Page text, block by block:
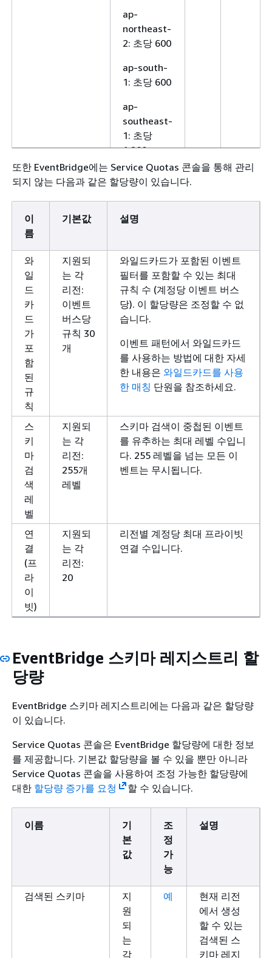
ap-
northeast-
2: 초당 600
ap-south-
1: 초당 600
ap-
southeast-
1: 초당
1,200
ap-
southeast-
2: 초당
1,200
central-1:
초당 600
eu-
central-1:
초당 2,400
eu-north-
1: 초당 600
eu-south-
2,400
eu-west-1:
초당
10,000
eu-west-3:
초당 600
400개
API 대상별 간접
당 300
트로 전
해당
트에 대
접 호출
계속 발
지원되는
각 리전: 5
컨트롤 플레인
APIs의 초당 트랜
각각 지원
되는 지역:
초당 50개
아
니
요
롤 플레
에 대한
요청 수
가 요청
또한 EventBridge에는 Service Quotas 콘솔을 통해 관리
되지 않는 다음과 같은 할당량이 있습니다.
이
름
기본값 설명
와
일
드
카
드
가
포
함
된
규
칙
지원되
는 각
리전:
이벤트
버스당
규칙 30
개
와일드카드가 포함된 이벤트
필터를 포함할 수 있는 최대
규칙 수 (계정당 이벤트 버스
당). 이 할당량은 조정할 수 없
습니다.
이벤트 패턴에서 와일드카드
를 사용하는 방법에 대한 자세
한 내용은 와일드카드를 사용
한 매칭 단원을 참조하세요.
스
키
마
검
색
레
벨
지원되
는 각
리전:
255개
레벨
스키마 검색이 중첩된 이벤트
를 유추하는 최대 레벨 수입니
다. 255 레벨을 넘는 모든 이
벤트는 무시됩니다.
연
결
(프
라
이
빗)
지원되
는 각
리전:
20
리전별 계정당 최대 프라이빗
연결 수입니다.
EventBridge 스키마 레지스트리 할
당량
EventBridge 스키마 레지스트리에는 다음과 같은 할당량
이 있습니다.
Service Quotas 콘솔은 EventBridge 할당량에 대한 정보
를 제공합니다. 기본값 할당량을 볼 수 있을 뿐만 아니라
Service Quotas 콘솔을 사용하여 조정 가능한 할당량에
대한 할당량 증가를 요청 할 수 있습니다.
이름
기
본
값
조
정
가
능
설명
검색된 스키마
지
원
되
는
각
예
현재 리전
에서 생성
할 수 있는
검색된 스
키마 레지